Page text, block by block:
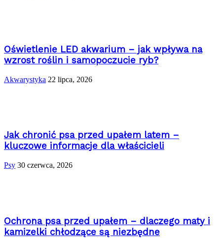
Oświetlenie LED akwarium – jak wpływa na
wzrost roślin i samopoczucie ryb?
Akwarystyka 22 lipca, 2026
Jak chronić psa przed upałem latem –
kluczowe informacje dla właścicieli
Psy 30 czerwca, 2026
Ochrona psa przed upałem – dlaczego maty i
kamizelki chłodzące są niezbędne